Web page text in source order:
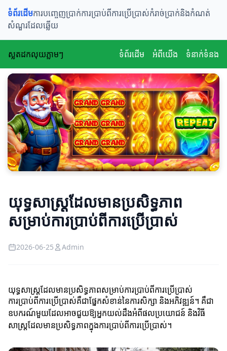
ទំព័រដើមការបញ្ចេញប្រាក់ការប្រាប់ពីការប្រើប្រាស់កំរាច់ប្រាក់និងកំណត់
សំណួរដែលឆ្លើយ
ស្លតដកលុយភ្លាមៗ ទំព័រដើម អំពីយើង ទំនាក់ទំនង
យុទ្ធសាស្ត្រដែលមានប្រសិទ្ធភាព
សម្រាប់ការប្រាប់ពីការប្រើប្រាស់
2026-06-25 Admin
យុទ្ធសាស្ត្រដែលមានប្រសិទ្ធភាពសម្រាប់ការប្រាប់ពីការប្រើប្រាស់
ការប្រាប់ពីការប្រើប្រាស់គឺជាផ្នែកសំខាន់នៃការសិក្សា និងអភិវឌ្ឍន៍។ គឺជា
ឧបករណ៍មួយដែលអាចជួយឱ្យអ្នកយល់ដឹងអំពីផលប្រយោជន៍ និងវិធី
សាស្រ្តដែលមានប្រសិទ្ធភាពក្នុងការប្រាប់ពីការប្រើប្រាស់។